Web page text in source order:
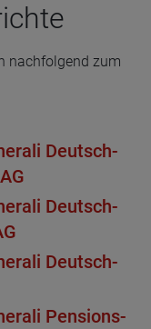
nachfolgend zum
Deutsch­
Deutsch­
Deutsch­
Pen­si­ons­